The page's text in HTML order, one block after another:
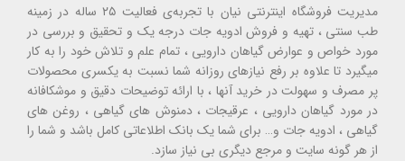
مدیریت فروشگاه اینترنتی نیان با تجربه‌ی فعالیت ۲۵ ساله در زمینه
طب سنتی ، تهیه و فروش ادویه جات درجه یک و تحقیق و بررسی در
مورد خواص و عوارض گیاهان دارویی ، تمام علم و تلاش خود را به کار
میگیرد تا علاوه بر رفع نیازهای روزانه شما نسبت به یکسری محصولات
پر مصرف و سهولت در خرید آنها ، با ارائه توضیحات دقیق و موشکافانه
در مورد گیاهان دارویی ، عرقیجات ، دمنوش های گیاهی ، روغن های
گیاهی ، ادویه جات و… برای شما یک بانک اطلاعاتی کامل باشد و شما را
از هر گونه سایت و مرجع دیگری بی نیاز سازد.